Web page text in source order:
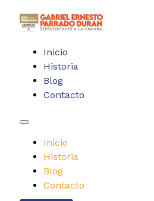
Inicio
Historia
Blog
Contacto
Inicio
Historia
Blog
Contacto